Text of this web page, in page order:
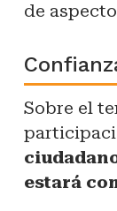
de
Sobre el
estará